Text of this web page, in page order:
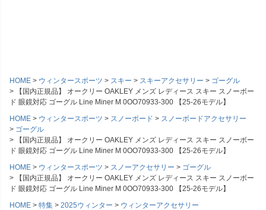
HOME ウィンタースポーツ スキー スキーアクセサリー
ゴーグル
【国内正規品】 オークリー OAKLEY メンズ レディース スキー スノーボー
ド 眼鏡対応 ゴーグル Line Miner M 0OO70933-300 【25-26モデル】
HOME
ウィンタースポーツ スノーボード
スノーボードアクセサリー
ゴーグル
【国内正規品】 オークリー OAKLEY メンズ レディース スキー スノーボー
ド 眼鏡対応 ゴーグル Line Miner M 0OO70933-300 【25-26モデル】
HOME
ウィンタースポーツ スノーアクセサリー
ゴーグル
【国内正規品】 オークリー OAKLEY メンズ レディース スキー スノーボー
ド 眼鏡対応 ゴーグル Line Miner M 0OO70933-300 【25-26モデル】
HOME
特集 2025ウィンター
ウィンターアクセサリー